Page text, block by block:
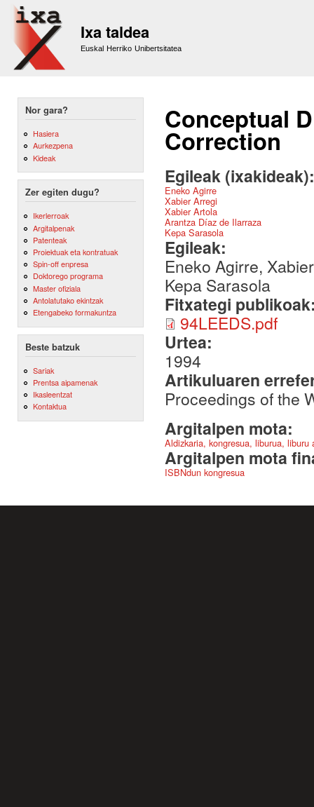
Ixa taldea
Euskal Herriko Unibertsitatea
Nor gara?
Hasiera
Aurkezpena
Kideak
Zer egiten dugu?
Ikerlerroak
Argitalpenak
Patenteak
Proiektuak eta kontratuak
Spin-off enpresa
Doktorego programa
Master ofiziala
Antolatutako ekintzak
Etengabeko formakuntza
Beste batzuk
Sariak
Prentsa aipamenak
Ikasleentzat
Kontaktua
Conceptual
Correction
Egileak
Eneko Agirre
Xabier Arregi
Xabier Artola
Arantza Díaz de Ilarraza
Kepa Sarasola
Egileak:
Eneko Agirre,
Kepa Sarasola
Fitxategi
94LEEDS.pdf
Urtea:
1994
Artikuluaren
Proceedings of the
Argitalpen mota:
Aldizkaria, kongresua, liburua,
Argitalpen mota
ISBNdun kongresua